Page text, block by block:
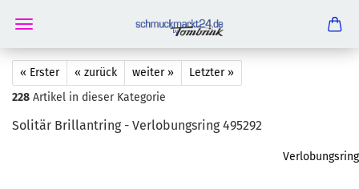
« Erster « zurück weiter »
Letzter »
228 Artikel in dieser Kategorie
So­li­tär Bril­lant­ring - Ver­lo­bungs­ring 495292